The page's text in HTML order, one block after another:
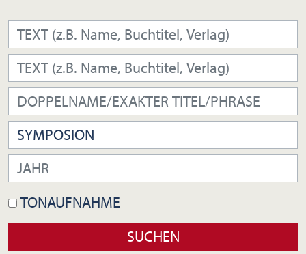
TONAUFNAHME